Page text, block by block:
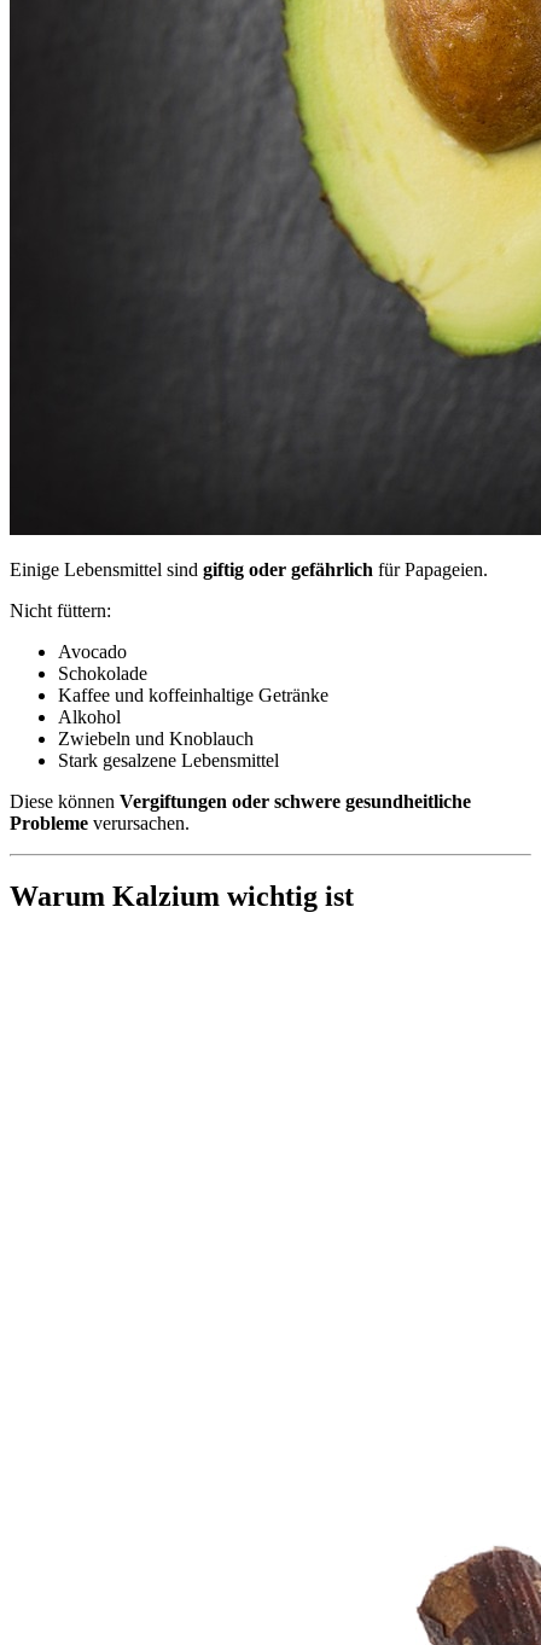
Einige Lebensmittel sind giftig oder gefährlich für Papageien.
Nicht füttern:
Avocado
Schokolade
Kaffee und koffeinhaltige Getränke
Alkohol
Zwiebeln und Knoblauch
Stark gesalzene Lebensmittel
Diese können Vergiftungen oder schwere gesundheitliche
Probleme verursachen.
Warum Kalzium wichtig ist